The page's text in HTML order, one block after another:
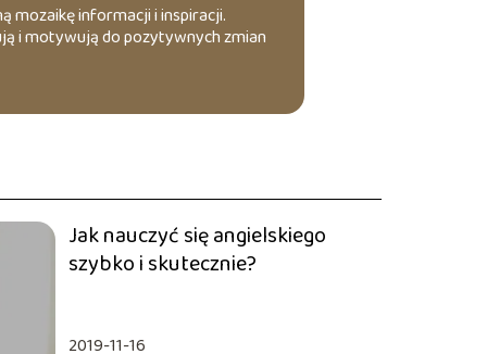
mozaikę informacji i inspiracji.
i motywują do pozytywnych zmian
Jak nauczyć się angielskiego
szybko i skutecznie?
2019-11-16